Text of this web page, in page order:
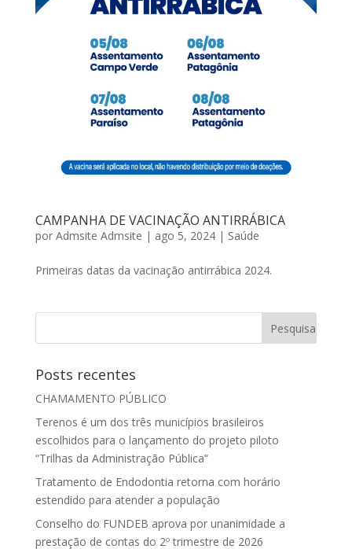
CAMPANHA DE VACINAÇÃO ANTIRRÁBICA
por Admsite Admsite | ago 5, 2024| Saúde
Primeiras datas da vacinação antirrábica 2024.
Posts recentes
CHAMAMENTO PÚBLICO
Terenos é um dos três municípios brasileiros
escolhidos para o lançamento do projeto piloto
“Trilhas da Administração Pública”
Tratamento de Endodontia retorna com horário
estendido para atender a população
Conselho do FUNDEB aprova por unanimidade a
prestação de contas do 2º trimestre de 2026